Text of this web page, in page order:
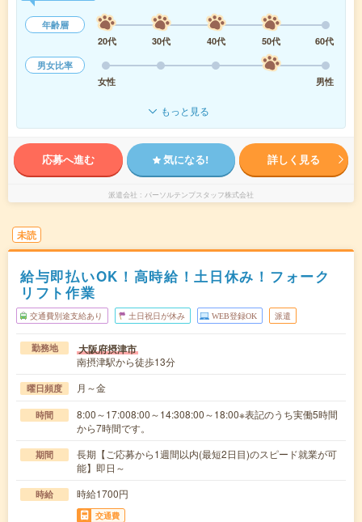
年齢層
20代
30代 40代 50代
60代
男女比率
女性
男性
もっと見る
応募へ進む 気になる! 詳しく見る
派遣会社 パーソルテンプスタッフ株式会社
未読
給与即払いOK！高時給！土日休み！フォーク
リフト作業
交通費別途支給あり 土日祝日が休み WEB登録OK 派遣
勤務地 大阪府摂津市
南摂津駅から徒歩13分
曜日頻度 月～金
時間
8:00～17:008:00～14:308:00～18:00※表記のうち実働5時間
から7時間です。
期間
長期【ご応募から1週間以内(最短2日目)のスピード就業が可
能】即日～
時給 時給1700円
交通費